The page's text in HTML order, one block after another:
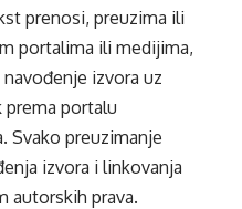
prenosi, preuzima ili
portalima ili medijima,
izvora uz
portalu
. Svako preuzimanje
izvora i linkovanja
autorskih prava.